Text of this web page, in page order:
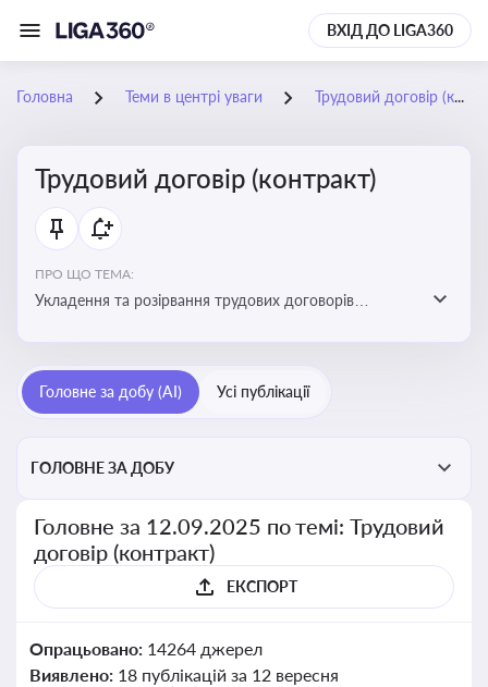
ВХІД ДО LIGA360
Головна Теми в центрі уваги Трудовий договір (контракт)
Трудовий договір (контракт)
ПРО ЩО ТЕМА:
Укладення та розірвання трудових договорів
Головне за добу (AI) Усі публікації
ГОЛОВНЕ ЗА ДОБУ
Головне за 12.09.2025 по темі: Трудовий
договір (контракт)
ЕКСПОРТ
Опрацьовано: 14264 джерел
Виявлено: 18 публікацій за 12 вересня